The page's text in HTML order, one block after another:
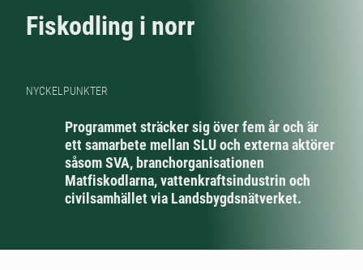
Fiskodling i norr
NYCKELPUNKTER
Programmet sträcker sig över fem år och är
ett samarbete mellan SLU och externa aktörer
såsom SVA, branchorganisationen
Matfiskodlarna, vattenkraftsindustrin och
civilsamhället via Landsbygdsnätverket.